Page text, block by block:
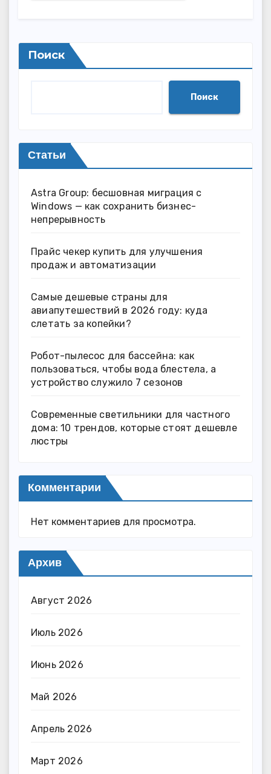
Поиск
Поиск
Статьи
Astra Group: бесшовная миграция с
Windows — как сохранить бизнес-
непрерывность
Прайс чекер купить для улучшения
продаж и автоматизации
Самые дешевые страны для
авиапутешествий в 2026 году: куда
слетать за копейки?
Робот-пылесос для бассейна: как
пользоваться, чтобы вода блестела, а
устройство служило 7 сезонов
Современные светильники для частного
дома: 10 трендов, которые стоят дешевле
люстры
Комментарии
Нет комментариев для просмотра.
Архив
Август 2026
Июль 2026
Июнь 2026
Май 2026
Апрель 2026
Март 2026